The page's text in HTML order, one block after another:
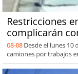
Restricciones
complicarán
08-08 Desde el lunes 10
camiones por trabajos